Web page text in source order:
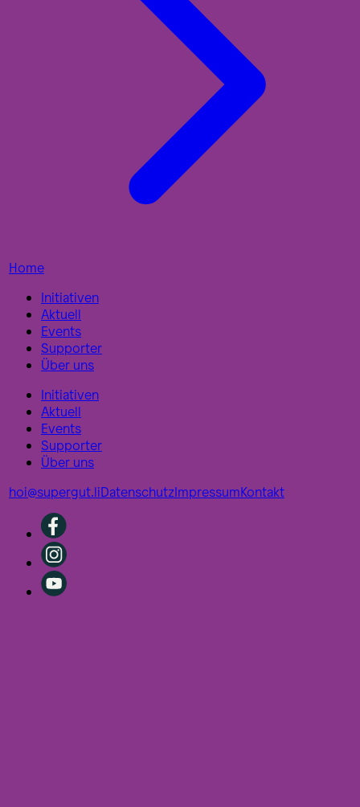
Home
Initiativen
Aktuell
Events
Supporter
Über uns
Initiativen
Aktuell
Events
Supporter
Über uns
hoi@supergut.liDatenschutzImpressumKontakt